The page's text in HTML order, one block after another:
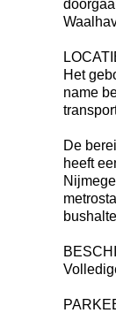
Het
name
De
heeft